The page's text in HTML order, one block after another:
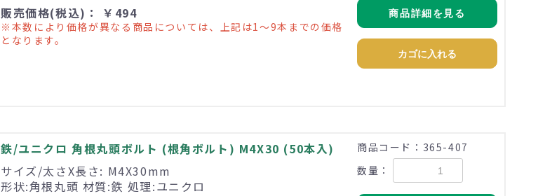
販売価格(税込)： ￥494
※本数により価格が異なる商品については、上記は1～9本までの価格
となります。
商品詳細を見る
カゴに入れる
鉄/ユニクロ 角根丸頭ボルト (根角ボルト) M4X30 (50本入)
サイズ/太さX長さ: M4X30mm
形状:角根丸頭 材質:鉄 処理:ユニクロ
商品コード：365-407
数量：